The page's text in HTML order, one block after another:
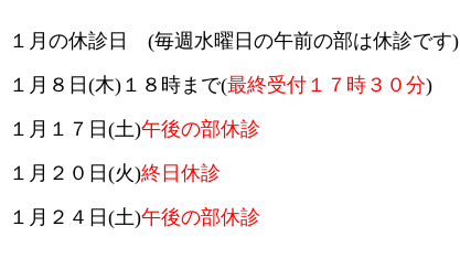
１月の休診日 (毎週水曜日の午前の部は休診です)
１月８日(木)１８時まで(最終受付１７時３０分)
１月１７日(土)午後の部休診
１月２０日(火)終日休診
１月２４日(土)午後の部休診